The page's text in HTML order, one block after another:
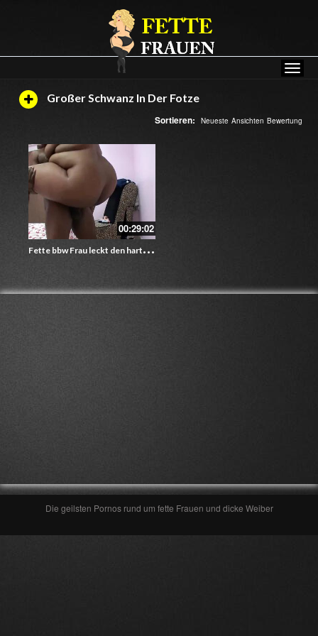
Großer Schwanz In Der Fotze
Sortieren: Neueste Ansichten Bewertung
00:29:02
F
ette bbw Frau leckt den harten Schwanz ihres Lovers
Die geilsten Pornos rund um fette Frauen und dicke Weiber